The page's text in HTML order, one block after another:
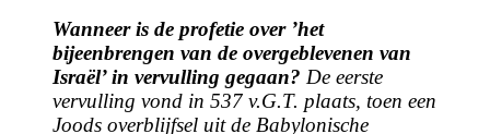
Wanneer is de profetie over ’het
bijeenbrengen van de overgeblevenen van
Israël’ in vervulling gegaan? De eerste
vervulling vond in 537 v.G.T. plaats, toen een
Joods overblijfsel uit de Babylonische